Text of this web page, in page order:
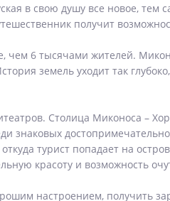
в свою душу все новое,
получит
6 тысячами жителей.
земель уходит так
Столица Миконоса –
знаковых
турист попадает на
красоту и возможность
настроением, получить